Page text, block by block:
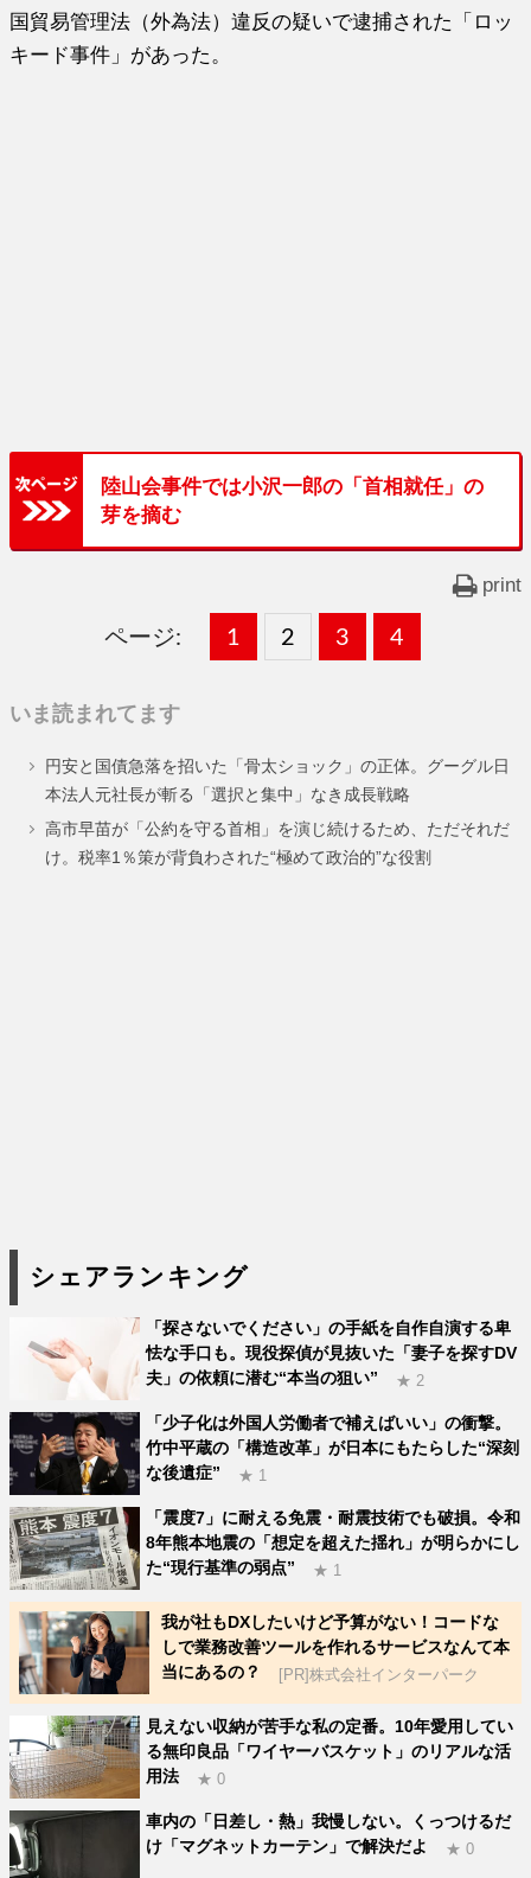
国貿易管理法（外為法）違反の疑いで逮捕された「ロッ
キード事件」があった。
陸山会事件では小沢一郎の「首相就任」の
芽を摘む
print
ページ:
固
ー
ジ
1 ,
固
ー
ジ
2 ,
固
ー
ジ
3 ,
固
ー
ジ
4
いま読まれてます
円安と国債急落を招いた「骨太ショック」の正体。グーグル日
本法人元社長が斬る「選択と集中」なき成長戦略
高市早苗が「公約を守る首相」を演じ続けるため、ただそれだ
け。税率1％策が背負わされた“極めて政治的”な役割
シェアランキング
「探さないでください」の手紙を自作自演する卑
怯な手口も。現役探偵が見抜いた「妻子を探すDV
夫」の依頼に潜む“本当の狙い”
★ 2
「少子化は外国人労働者で補えばいい」の衝撃。
竹中平蔵の「構造改革」が日本にもたらした“深刻
な後遺症”
★ 1
「震度7」に耐える免震・耐震技術でも破損。令和
8年熊本地震の「想定を超えた揺れ」が明らかにし
た“現行基準の弱点”
★ 1
我が社もDXしたいけど予算がない！コードな
しで業務改善ツールを作れるサービスなんて本
当にあるの？
[PR]株式会社インターパーク
見えない収納が苦手な私の定番。10年愛用してい
る無印良品「ワイヤーバスケット」のリアルな活
用法
★ 0
車内の「日差し・熱」我慢しない。くっつけるだ
け「マグネットカーテン」で解決だよ
★ 0